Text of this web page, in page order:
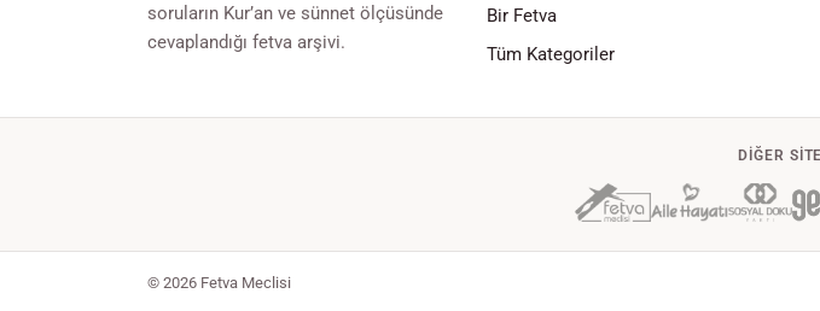
soruların Kur’an ve sünnet ölçüsünde
cevaplandığı fetva arşivi.
Bir Fetva
Tüm Kategoriler
DIĞER
© 2026 Fetva Meclisi